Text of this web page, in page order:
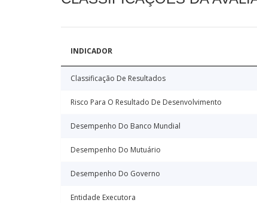
INDICADOR
Classificação De Resultados
Risco Para O Resultado De Desenvolvimento
Desempenho Do Banco Mundial
Desempenho Do Mutuário
Desempenho Do Governo
Entidade Executora